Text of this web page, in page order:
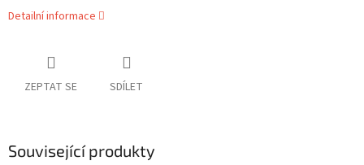
Detailní informace
ZEPTAT SE SDÍLET
Související produkty